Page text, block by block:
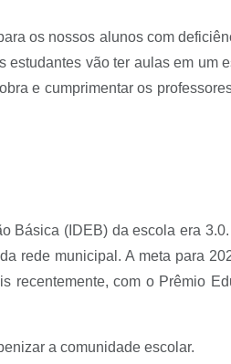
os nossos alunos com
vão ter aulas em um
e cumprimentar os
Básica (IDEB) da escola era
rede municipal. A meta para
recentemente, com o Prêmio
a comunidade escolar.